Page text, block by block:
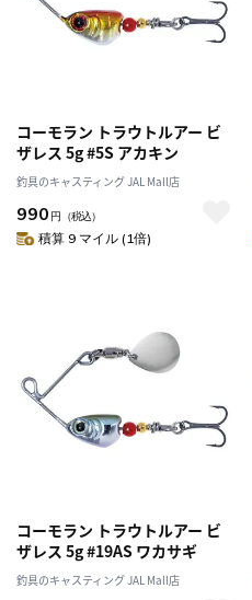
コーモラン トラウトルアー ビ
ザレス 5g #5S アカキン
釣具のキャスティング JAL Mall店
990 円 （税込）
積算 9 マイル (1倍)
コーモラン トラウトルアー ビ
ザレス 5g #19AS ワカサギ
釣具のキャスティング JAL Mall店